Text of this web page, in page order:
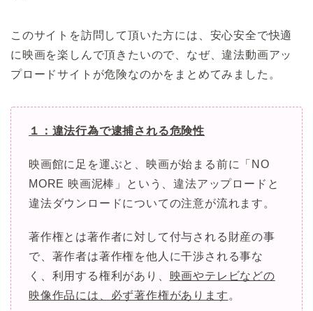
このサイトを訪問して頂いた方には、安心安全で快適
に映画を楽しんで頂きたいので、なぜ、違法動画アッ
プロードサイトが危険なのかをまとめてみました。
１：違法行為で逮捕される危険性
映画館に足を運ぶと、映画が始まる前に「NO
MORE 映画泥棒」という、違法アップロードと
違法ダウンロードについての注意が流れます。
著作権とは著作者に対して付与される財産の事
で、著作者は著作権を他人に干渉される事な
く、利用する権利があり、 映画やテレビなどの
映像作品には、必ず著作権があります 。